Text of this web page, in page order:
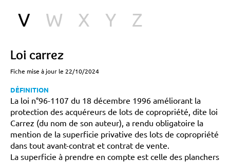
V
W X Y Z
Loi carrez
Fiche mise à jour le 22/10/2024
DÉFINITION
La loi n°96-1107 du 18 décembre 1996 améliorant la
protection des acquéreurs de lots de copropriété, dite loi
Carrez (du nom de son auteur), a rendu obligatoire la
mention de la superficie privative des lots de copropriété
dans tout avant-contrat et contrat de vente.
La superficie à prendre en compte est celle des planchers